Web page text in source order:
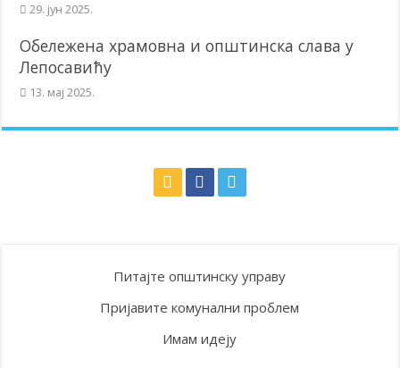
29. јун 2025.
Обележена храмовна и општинска слава у
Лепосавићу
13. мај 2025.
Питајте општинску управу
Пријавите комунални проблем
Имам идеју